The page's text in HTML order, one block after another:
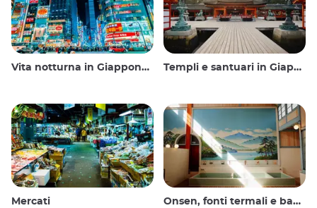
Vita notturna in Giappone: uscire, vedere e bere Templi e santuari in Giappone
Mercati Onsen, fonti termali e bagni pubblici